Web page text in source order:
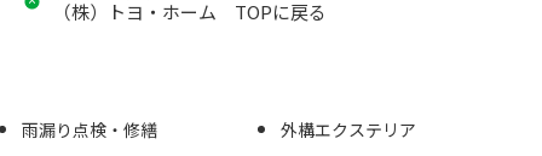
（株）トヨ・ホーム TOPに戻る
雨漏り点検・修繕
外構エクステリア